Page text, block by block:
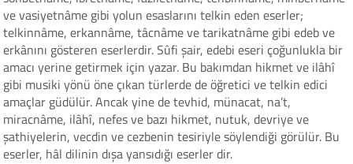
ve vasiyetnâme gibi yolun esaslarını telkin eden eserler;
telkinnâme, erkannâme, tâcnâme ve tarikatnâme gibi edeb ve
erkânını gösteren eserlerdir. Sûfi şair, edebi eseri çoğunlukla bir
amacı yerine getirmek için yazar. Bu bakımdan hikmet ve ilâhî
gibi musiki yönü öne çıkan türlerde de öğretici ve telkin edici
amaçlar güdülür. Ancak yine de tevhid, münacat, na’t,
miracnâme, ilâhî, nefes ve bazı hikmet, nutuk, devriye ve
şathiyelerin, vecdin ve cezbenin tesiriyle söylendiği görülür. Bu
eserler, hâl dilinin dışa yansıdığı eserler dir.